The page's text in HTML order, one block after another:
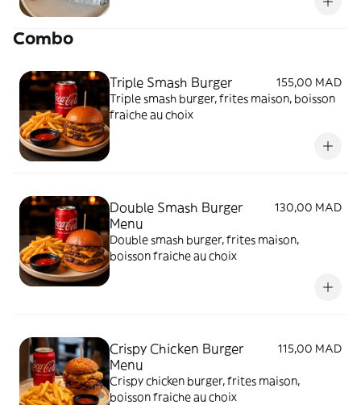
Combo
Triple Smash Burger
155,00 MAD
Triple smash burger, frites maison, boisson
fraiche au choix
Double Smash Burger
Menu
130,00 MAD
Double smash burger, frites maison,
boisson fraiche au choix
Crispy Chicken Burger
Menu
115,00 MAD
Crispy chicken burger, frites maison,
boisson fraiche au choix